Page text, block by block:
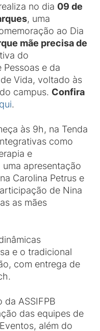
no dia 09 de
, uma
ao Dia
mãe precisa de
do
e da
Vida, voltado às
campus. Confira
.
às 9h, na Tenda
como
e
apresentação
Carolina Petrus e
de Nina
as mães
e o tradicional
com entrega de
ASSIFPB
das equipes de
além do